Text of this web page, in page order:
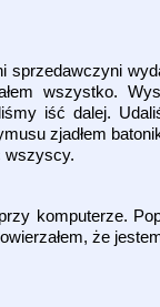
sprzedawczyni
wszystko.
iść dalej.
zjadłem
wszyscy.
komputerze.
że